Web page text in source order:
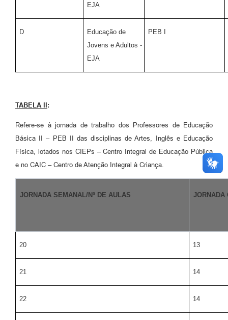
EJA
D
Educação de
Jovens e Adultos -
EJA
PEB I
TABELA II :
Refere-se à jornada de trabalho dos Professores de Educação
Básica II – PEB II das disciplinas de Artes, Inglês e Educação
Física, lotados nos CIEPs – Centro Integral de Educação Pública
e no CAIC – Centro de Atenção Integral à Criança.
JORNADA SEMANAL/Nº DE AULAS JORNADA
20 13
21 14
22 14